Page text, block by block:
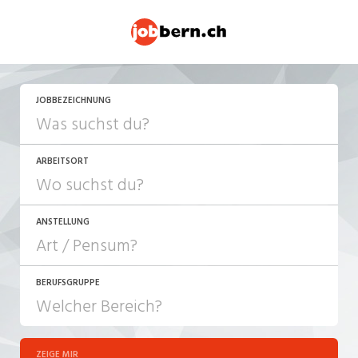
JOBBEZEICHNUNG
ARBEITSORT
ANSTELLUNG
JOB-TYP
Festanstellung
BERUFSGRUPPE
ZEIGE MIR